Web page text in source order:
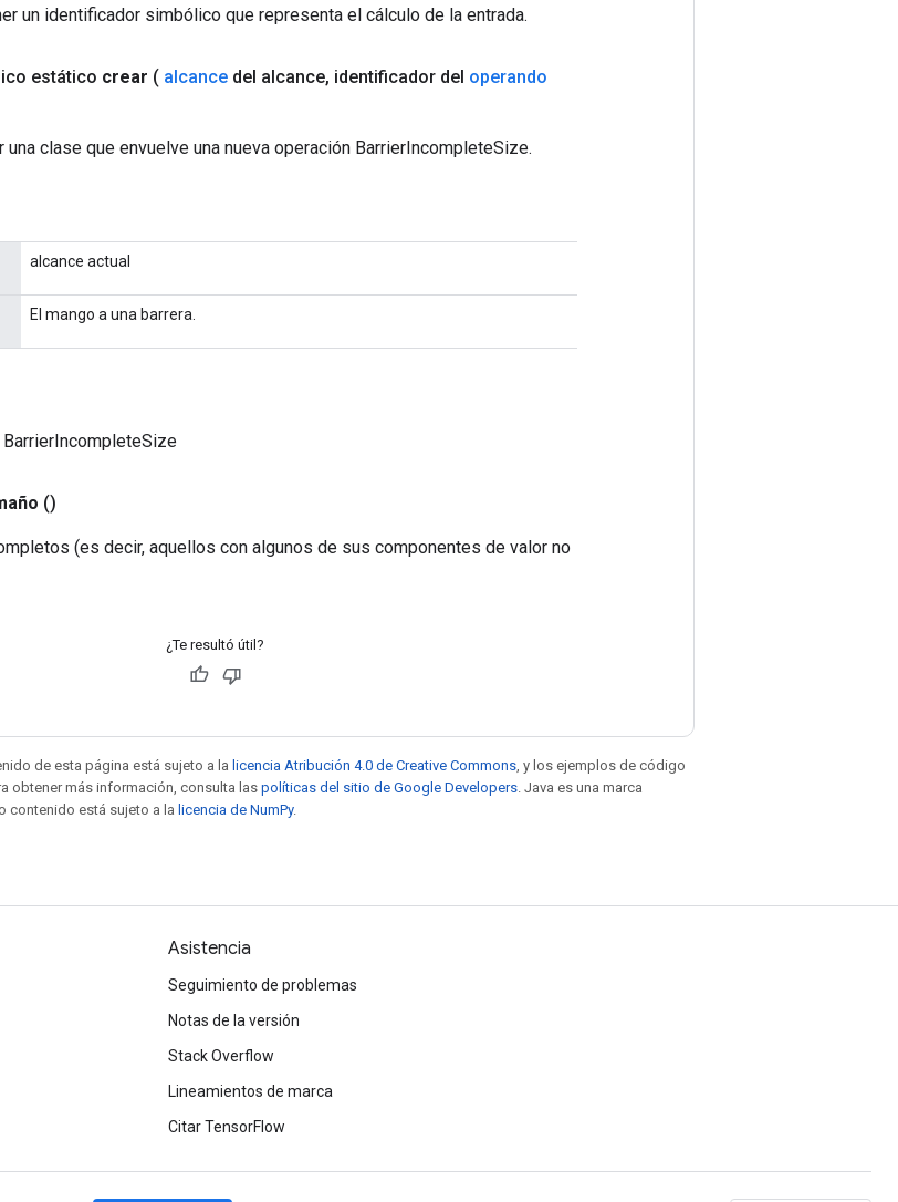
un identificador simbólico que representa el cálculo de la entrada.
estático crear ( alcance del alcance, identificador del operando
clase que envuelve una nueva operación BarrierIncompleteSize.
alcance actual
El mango a una barrera.
BarrierIncompleteSize
()
(es decir, aquellos con algunos de sus componentes de valor no
¿Te resultó útil?
de esta página está sujeto a la licencia Atribución 4.0 de Creative Commons , y los ejemplos de código
obtener más información, consulta las políticas del sitio de Google Developers . Java es una marca
contenido está sujeto a la licencia de NumPy.
Asistencia
Seguimiento de problemas
Notas de la versión
Stack Overflow
Lineamientos de marca
Citar TensorFlow